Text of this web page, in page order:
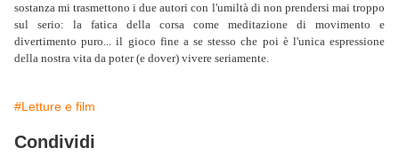
sostanza mi trasmettono i due autori con l'umiltà di non prendersi mai troppo
sul serio: la fatica della corsa come meditazione di movimento e
divertimento puro... il gioco fine a se stesso che poi è l'unica espressione
della nostra vita da poter (e dover) vivere seriamente.
#Letture e film
Condividi